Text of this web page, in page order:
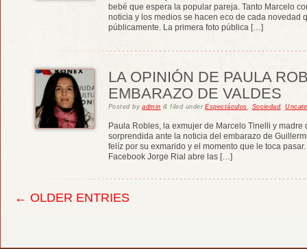
bebé que espera la popular pareja. Tanto Marcelo
noticia y los medios se hacen eco de cada novedad
públicamente. La primera foto pública […]
LA OPINIÓN DE PAULA
EMBARAZO DE VALDES
Postedbyadmin & filed underEspectáculos Sociedad,
Paula Robles, la exmujer de Marcelo Tinelli y
sorprendida ante la noticia del embarazo de
felíz por su exmarido y el momento que le toca
Facebook Jorge Rial abre las […]
← OLDER ENTRIES